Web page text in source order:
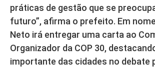
práticas de gestão que se
futuro”, afirma o prefeito. Em
Neto irá entregar uma carta ao
Organizador da COP 30,
importante das cidades no debate